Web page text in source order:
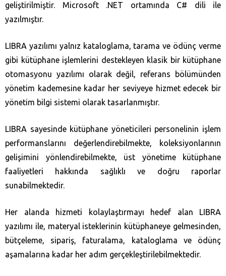
geliştirilmiştir. Microsoft .NET ortamında C# dili ile
yazılmıştır.
LIBRA yazılımı yalnız kataloglama, tarama ve ödünç verme
gibi kütüphane işlemlerini destekleyen klasik bir kütüphane
otomasyonu yazılımı olarak değil, referans bölümünden
yönetim kademesine kadar her seviyeye hizmet edecek bir
yönetim bilgi sistemi olarak tasarlanmıştır.
LIBRA sayesinde kütüphane yöneticileri personelinin işlem
performanslarını değerlendirebilmekte, koleksiyonlarının
gelişimini yönlendirebilmekte, üst yönetime kütüphane
faaliyetleri hakkında sağlıklı ve doğru raporlar
sunabilmektedir.
Her alanda hizmeti kolaylaştırmayı hedef alan LIBRA
yazılımı ile, materyal isteklerinin kütüphaneye gelmesinden,
bütçeleme, sipariş, faturalama, kataloglama ve ödünç
aşamalarına kadar her adım gerçekleştirilebilmektedir.